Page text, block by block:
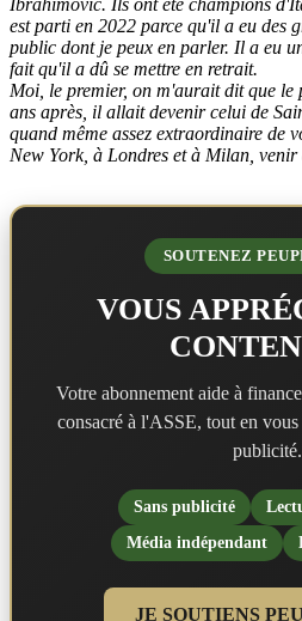
Ibrahimovic. Ils ont été champions
est parti en 2022 parce qu'il a eu des
public dont je peux en parler. Il a eu
fait qu'il a dû se mettre en retrait.
Moi, le premier, on m'aurait dit que le
ans après, il allait devenir celui de
quand même assez extraordinaire de
New York, à Londres et à Milan, venir
SOUTENEZ
VOUS
Votre abonnement aide à
consacré à l'ASSE, tout en
publicité.
Sans publicité
Média indépendant
JE SOUTIENS